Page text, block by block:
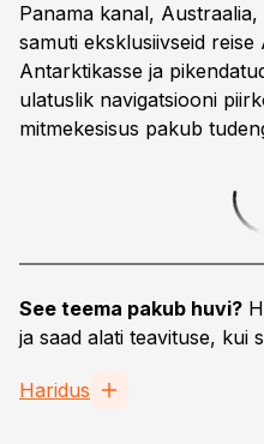
Panama kanal,
samuti eksklusiivseid reise
Antarktikasse ja
ulatuslik navigatsiooni
mitmekesisus pakub
See teema pakub huvi?
ja saad alati teavituse, kui
Haridus